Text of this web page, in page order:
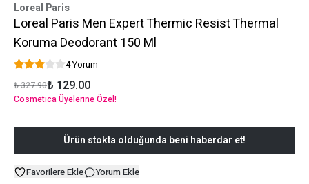
Loreal Paris
Loreal Paris Men Expert Thermic Resist Thermal
Koruma Deodorant 150 Ml
4 Yorum
₺ 327.90₺ 129.00
Cosmetica Üyelerine Özel!
Ürün stokta olduğunda beni haberdar et!
Favorilere Ekle Yorum Ekle